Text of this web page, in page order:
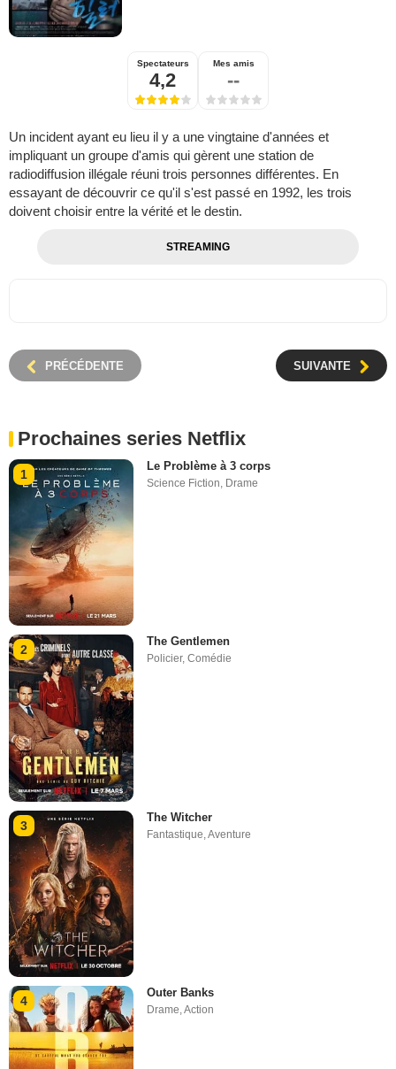
Spectateurs
4,2
Mes amis
--
Un incident ayant eu lieu il y a une vingtaine d'années et
impliquant un groupe d'amis qui gèrent une station de
radiodiffusion illégale réuni trois personnes différentes. En
essayant de découvrir ce qu'il s'est passé en 1992, les trois
doivent choisir entre la vérité et le destin.
STREAMING
PRÉCÉDENTE SUIVANTE
Prochaines series Netflix
1
Le Problème à 3 corps
Science Fiction, Drame
2
The Gentlemen
Policier,Comédie
3
The Witcher
Fantastique ,Aventure
4
Outer Banks
Drame,Action